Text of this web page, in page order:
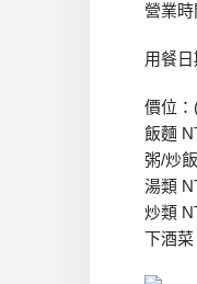
營業
用餐
價位
飯麵
粥/炒
湯類
炒類
下酒菜